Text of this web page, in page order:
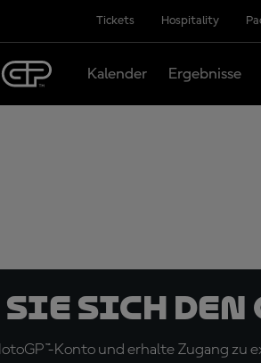
Tickets Hospitality
Kalender Ergebnisse
Sie sich
Konto und erhalte Zugang zu